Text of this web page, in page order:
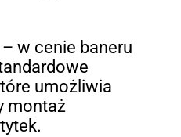
– w cenie baneru
umożliwia
montaż